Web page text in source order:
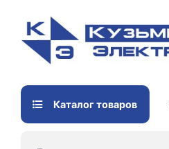
Каталог товаров